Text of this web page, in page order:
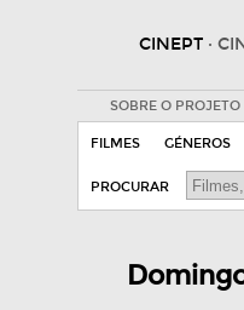
CINEPT ·
SOBRE O PROJETO
FILMES GÉNEROS
PROCURAR